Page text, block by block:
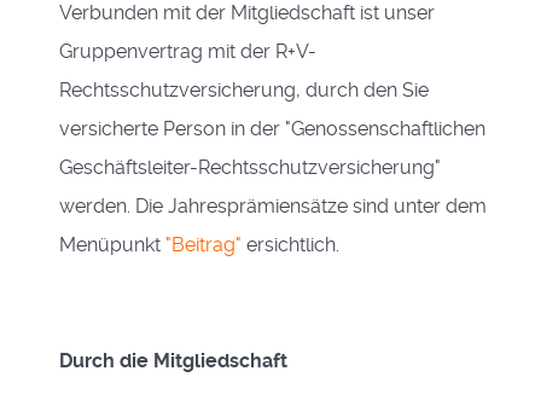
Verbunden mit der Mitgliedschaft ist unser
Gruppenvertrag mit der R+V-
Rechtsschutzversicherung, durch den Sie
versicherte Person in der "Genossenschaftlichen
Geschäftsleiter-Rechtsschutzversicherung"
werden. Die Jahresprämiensätze sind unter dem
Menüpunkt "Beitrag" ersichtlich.
Durch die Mitgliedschaft